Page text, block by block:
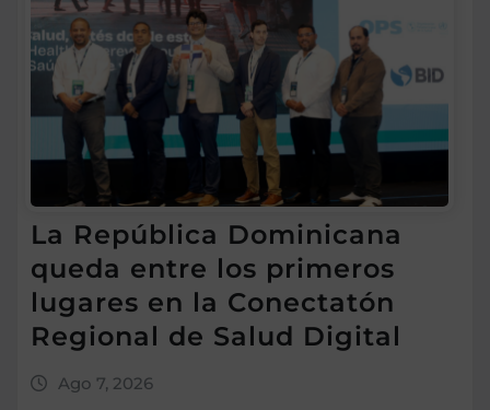
La República Dominicana
queda entre los primeros
lugares en la Conectatón
Regional de Salud Digital
Ago 7, 2026